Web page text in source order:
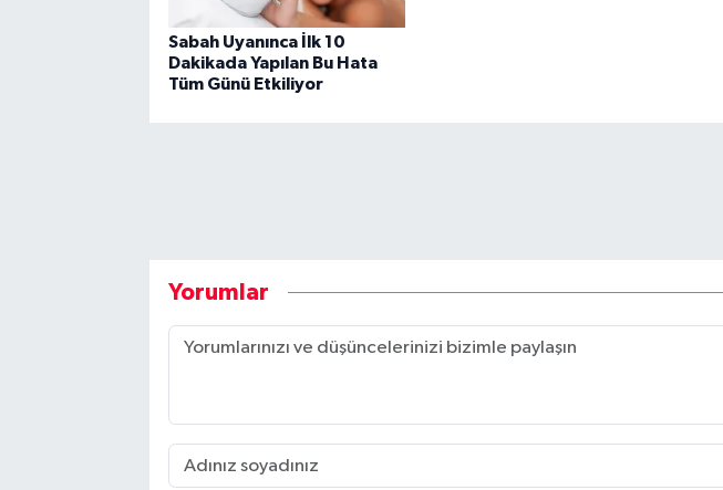
Sabah Uyanınca İlk 10
Dakikada Yapılan Bu Hata
Tüm Günü Etkiliyor
Yorumlar